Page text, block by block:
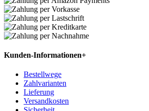
Kunden-Informationen+
Bestellwege
Zahlvarianten
Lieferung
Versandkosten